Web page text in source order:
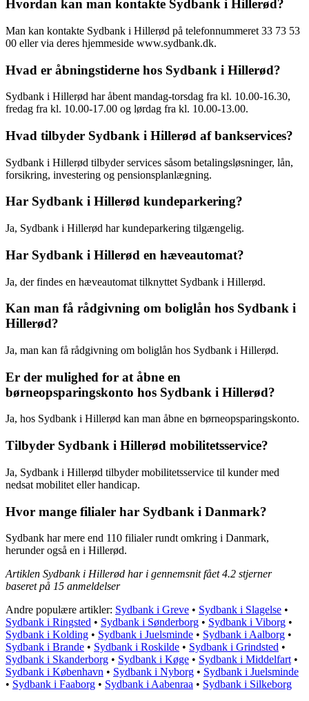
Hvordan kan man kontakte Sydbank i Hillerød?
Man kan kontakte Sydbank i Hillerød på telefonnummeret 33 73 53
00 eller via deres hjemmeside www.sydbank.dk.
Hvad er åbningstiderne hos Sydbank i Hillerød?
Sydbank i Hillerød har åbent mandag-torsdag fra kl. 10.00-16.30,
fredag fra kl. 10.00-17.00 og lørdag fra kl. 10.00-13.00.
Hvad tilbyder Sydbank i Hillerød af bankservices?
Sydbank i Hillerød tilbyder services såsom betalingsløsninger, lån,
forsikring, investering og pensionsplanlægning.
Har Sydbank i Hillerød kundeparkering?
Ja, Sydbank i Hillerød har kundeparkering tilgængelig.
Har Sydbank i Hillerød en hæveautomat?
Ja, der findes en hæveautomat tilknyttet Sydbank i Hillerød.
Kan man få rådgivning om boliglån hos Sydbank i
Hillerød?
Ja, man kan få rådgivning om boliglån hos Sydbank i Hillerød.
Er der mulighed for at åbne en
børneopsparingskonto hos Sydbank i Hillerød?
Ja, hos Sydbank i Hillerød kan man åbne en børneopsparingskonto.
Tilbyder Sydbank i Hillerød mobilitetsservice?
Ja, Sydbank i Hillerød tilbyder mobilitetsservice til kunder med
nedsat mobilitet eller handicap.
Hvor mange filialer har Sydbank i Danmark?
Sydbank har mere end 110 filialer rundt omkring i Danmark,
herunder også en i Hillerød.
Artiklen Sydbank i Hillerød har i gennemsnit fået4.2 stjerner
baseret på 15 anmeldelser
Andre populære artikler: Sydbank i Greve • Sydbank i Slagelse •
Sydbank i Ringsted • Sydbank i Sønderborg • Sydbank i Viborg •
Sydbank i Kolding • Sydbank i Juelsminde • Sydbank i Aalborg •
Sydbank i Brande • Sydbank i Roskilde • Sydbank i Grindsted •
Sydbank i Skanderborg • Sydbank i Køge • Sydbank i Middelfart •
Sydbank i København • Sydbank i Nyborg • Sydbank i Juelsminde
• Sydbank i Faaborg • Sydbank i Aabenraa • Sydbank i Silkeborg